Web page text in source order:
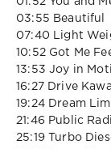
03:55 Beautiful
07:40 Light
10:52 Got Me
13:53 Joy in
16:27 Drive
19:24 Dream
21:46 Public
25:19 Turbo